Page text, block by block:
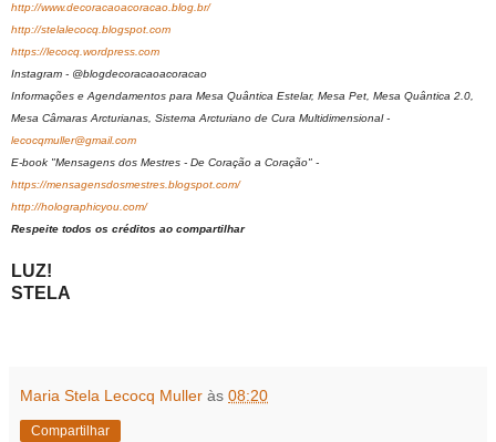
http://www.decoracaoacoracao.blog.br/
http://stelalecocq.blogspot.com
https://lecocq.wordpress.com
Instagram - @blogdecoracaoacoracao
Informações e Agendamentos para Mesa Quântica Estelar, Mesa Pet, Mesa Quântica 2.0,
Mesa Câmaras Arcturianas, Sistema Arcturiano de Cura Multidimensional -
lecocqmuller@gmail.com
E-book "Mensagens dos Mestres - De Coração a Coração" -
https://mensagensdosmestres.blogspot.com/
http://holographicyou.com/
Respeite todos os créditos ao compartilhar
LUZ!
STELA
Maria Stela Lecocq Muller às 08:20
Compartilhar